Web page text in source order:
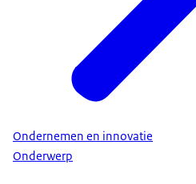
Ondernemen en innovatie
Onderwerp